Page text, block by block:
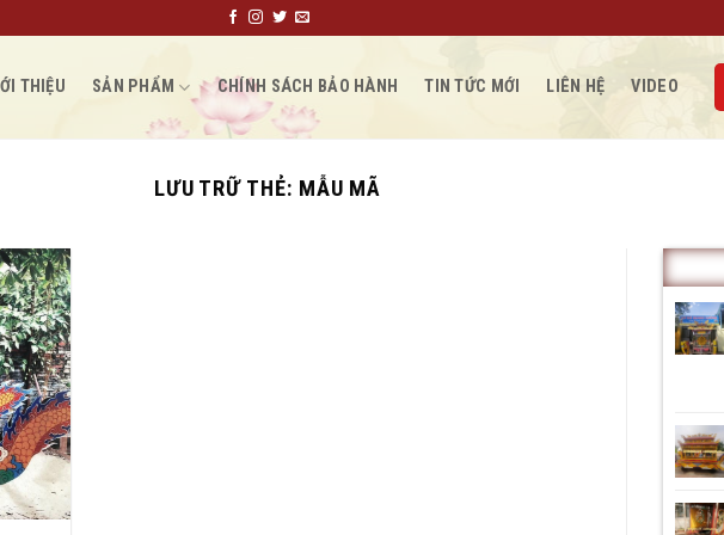
THIỆU SẢN PHẨM CHÍNH SÁCH BẢO HÀNH TIN TỨC MỚI LIÊN HỆ VIDEO
LƯU TRỮ THẺ: MẪU MÃ